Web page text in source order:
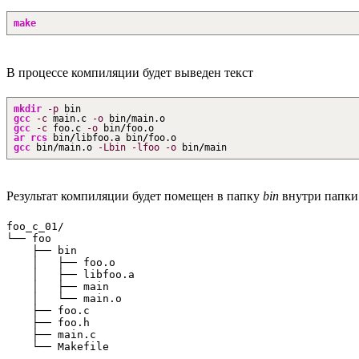
make
В процессе компиляции будет выведен текст
mkdir -p bin
gcc
-c main.c -o bin/main.o
gcc
-c foo.c -o bin/foo.o
ar rcs bin/libfoo.a bin/foo.o
gcc bin/main.o -Lbin -lfoo -o bin/main
Результат компиляции будет помещен в папку bin внутри папки
foo_c_01/
└── foo
    ├── bin
    │   ├── foo.o
    │   ├── libfoo.a
    │   ├── main
    │   └── main.o
    ├── foo.c
    ├── foo.h
    ├── main.c